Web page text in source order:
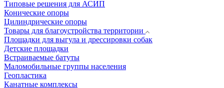
Типовые решения для АСИП
Конические опоры
Цилиндрические опоры
Товары для благоустройства территории
Площадки для выгула и дрессировки собак
Детские площадки
Встраиваемые батуты
Маломобильные группы населения
Геопластика
Канатные комплексы